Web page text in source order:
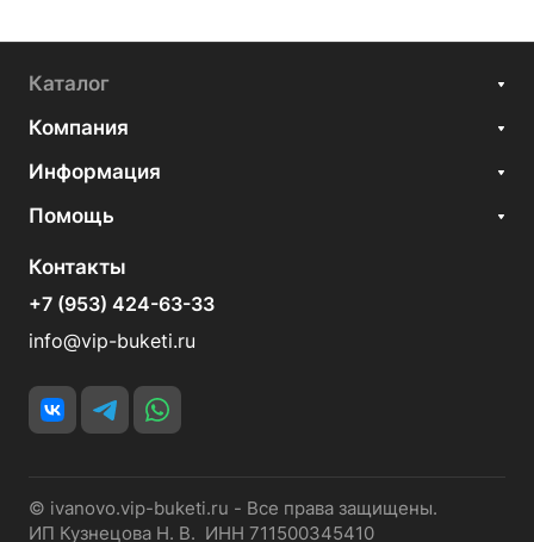
Каталог
Компания
Информация
Помощь
Контакты
+7 (953) 424-63-33
info@vip-buketi.ru
© ivanovo.vip-buketi.ru - Все права защищены.
ИП Кузнецова Н. В. ИНН 711500345410